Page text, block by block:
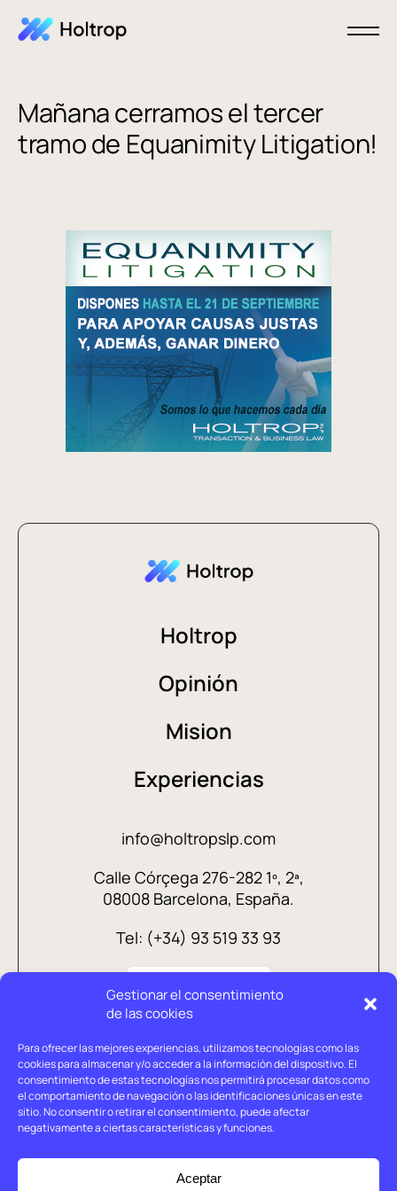
Gestionar el consentimiento
de las cookies
Para ofrecer las mejores experiencias, utilizamos tecnologías como las
cookies para almacenar y/o acceder a la información del dispositivo. El
consentimiento de estas tecnologías nos permitirá procesar datos como
el comportamiento de navegación o las identificaciones únicas en este
sitio. No consentir o retirar el consentimiento, puede afectar
negativamente a ciertas características y funciones.
Aceptar
Mañana cerramos el tercer
tramo de Equanimity Litigation!
Holtrop
Opinión
Mision
Experiencias
info@holtropslp.com
Calle Córçega 276-282 1º, 2ª,
08008 Barcelona, España.
Tel: (+34) 93 519 33 93
Aviso legal
Política de privacidad